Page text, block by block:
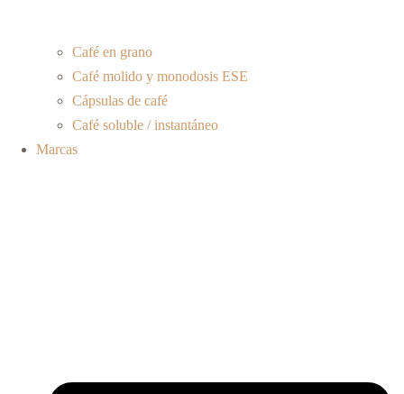
Café en grano
Café molido y monodosis ESE
Cápsulas de café
Café soluble / instantáneo
Marcas